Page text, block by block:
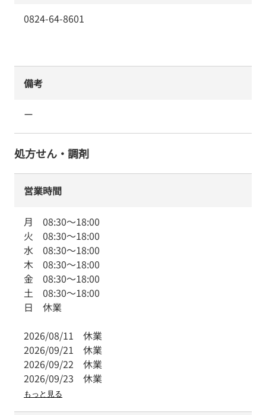
0824-64-8601
備考
ー
処方せん・調剤
営業時間
月 08:30～18:00
火 08:30～18:00
水 08:30～18:00
木 08:30～18:00
金 08:30～18:00
土 08:30～18:00
日 休業
2026/08/11 休業
2026/09/21 休業
2026/09/22 休業
2026/09/23 休業
もっと見る